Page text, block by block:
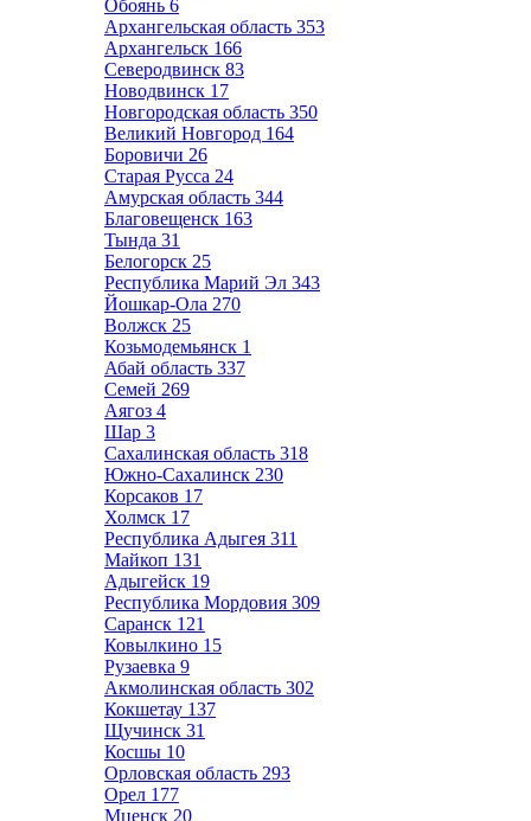
Обоянь 6
Архангельская область 353
Архангельск 166
Северодвинск 83
Новодвинск 17
Новгородская область 350
Великий Новгород 164
Боровичи 26
Старая Русса 24
Амурская область 344
Благовещенск 163
Тында 31
Белогорск 25
Республика Марий Эл 343
Йошкар-Ола 270
Волжск 25
Козьмодемьянск 1
Абай область 337
Семей 269
Аягоз 4
Шар 3
Сахалинская область 318
Южно-Сахалинск 230
Корсаков 17
Холмск 17
Республика Адыгея 311
Майкоп 131
Адыгейск 19
Республика Мордовия 309
Саранск 121
Ковылкино 15
Рузаевка 9
Акмолинская область 302
Кокшетау 137
Щучинск 31
Косшы 10
Орловская область 293
Орел 177
Мценск 20